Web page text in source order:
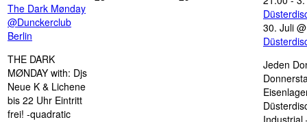
The Dark Mønday
@Dunckerclub
Berlin
THE DARK
MØNDAY with: Djs
Neue K & Lichene
bis 22 Uhr Eintritt
frei! -quadratic
30. Juli
Jeden